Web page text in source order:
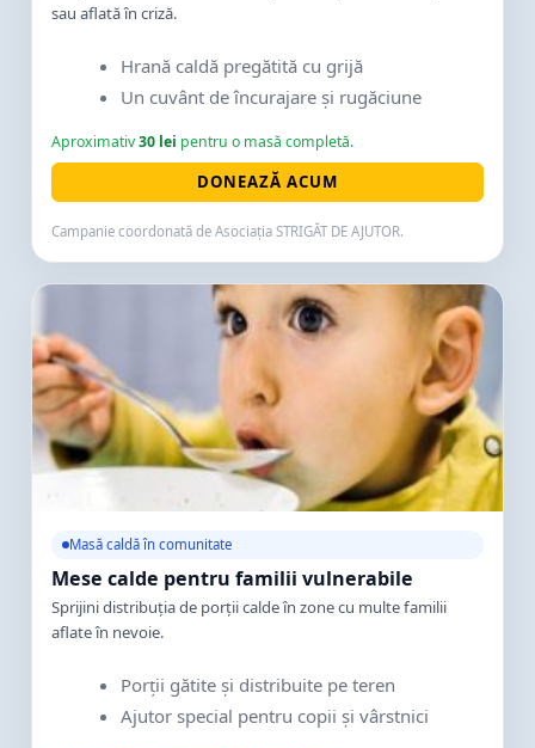
sau aflată în criză.
Hrană caldă pregătită cu grijă
Un cuvânt de încurajare și rugăciune
Aproximativ30 lei pentru o masă completă.
DONEAZĂ ACUM
Campanie coordonată de Asociația STRIGĂT DE AJUTOR.
Masă caldă în comunitate
Mese calde pentru familii vulnerabile
Sprijini distribuția de porții calde în zone cu multe familii
aflate în nevoie.
Porții gătite și distribuite pe teren
Ajutor special pentru copii și vârstnici